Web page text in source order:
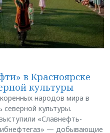
в Красноярске
культуры
народов мира в
культуры.
«Славнефть-
— добывающие